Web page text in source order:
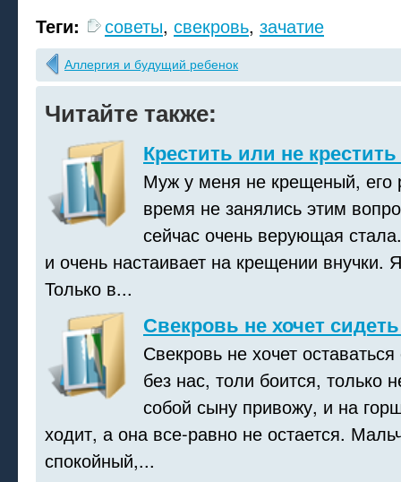
Теги:
советы, свекровь, зачатие
Аллергия и будущий ребенок
Читайте также:
Крестить или не
Муж у меня не крещеный, его
время не занялись этим
сейчас очень верующая
и очень настаивает на крещении внучки.
Только в...
Свекровь не хочет
Свекровь не хочет
без нас, толи боится, только
собой сыну привожу, и на
ходит, а она все-равно не остается.
спокойный,...